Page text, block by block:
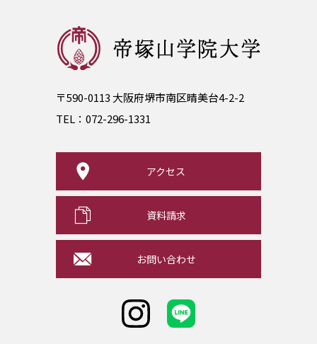
〒590-0113 大阪府堺市南区晴美台4-2-2
TEL： 072-296-1331
アクセス
資料請求
お問い合わせ